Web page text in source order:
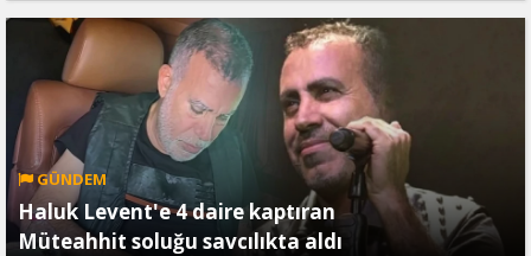
GÜNDEM
Haluk Levent'e 4 daire kaptıran
Müteahhit soluğu savcılıkta aldı